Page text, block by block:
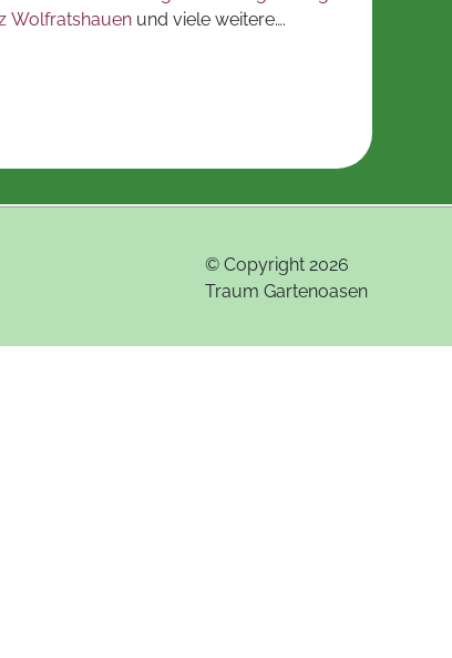
Wolfratshauen und viele weitere….
© Copyright 2026
Traum Gartenoasen